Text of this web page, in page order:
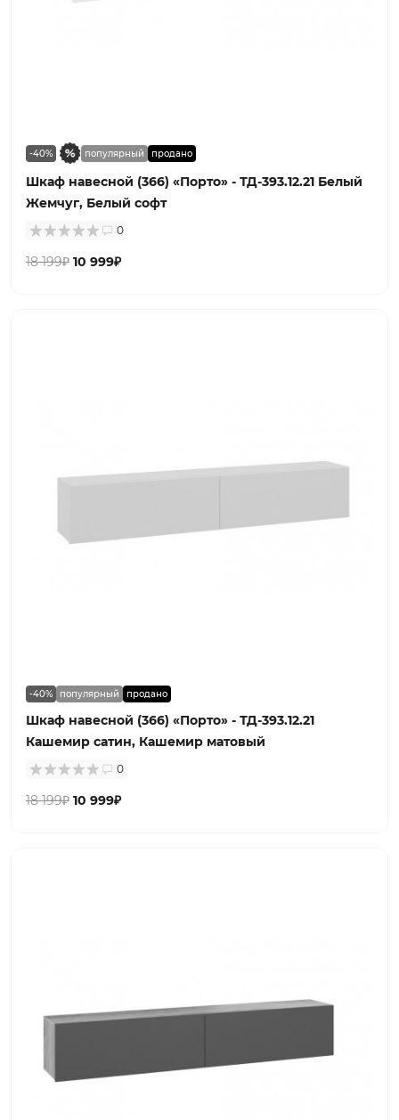
-40% популярный продано
Шкаф навесной (366) «Порто» - ТД-393.12.21 Белый
Жемчуг, Белый софт
0
18 199₽ 10 999₽
-40% популярный продано
Шкаф навесной (366) «Порто» - ТД-393.12.21
Кашемир сатин, Кашемир матовый
0
18 199₽ 10 999₽